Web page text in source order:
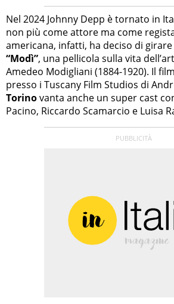
Nel 2024 Johnny Depp è tornato in
non più come attore ma come
americana, infatti, ha deciso di
“Modì”, una pellicola sulla vita
Amedeo Modigliani (1884-1920). Il
presso i Tuscany Film Studios di
Torinovanta anche un super cast
Pacino, Riccardo Scamarcio e Luisa